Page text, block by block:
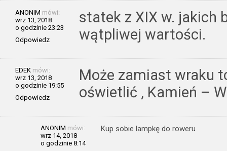
ANONIM mówi:
wrz 13, 2018
o godzinie 23:23
Odpowiedz
statek z XIX w. jakich
wątpliwej wartości.
EDEK mówi:
wrz 13, 2018
o godzinie 19:55
Odpowiedz
Może zamiast wraku
oświetlić , Kamień –
ANONIM mówi:
wrz 14, 2018
o godzinie 8:14
Kup sobie lampkę do roweru